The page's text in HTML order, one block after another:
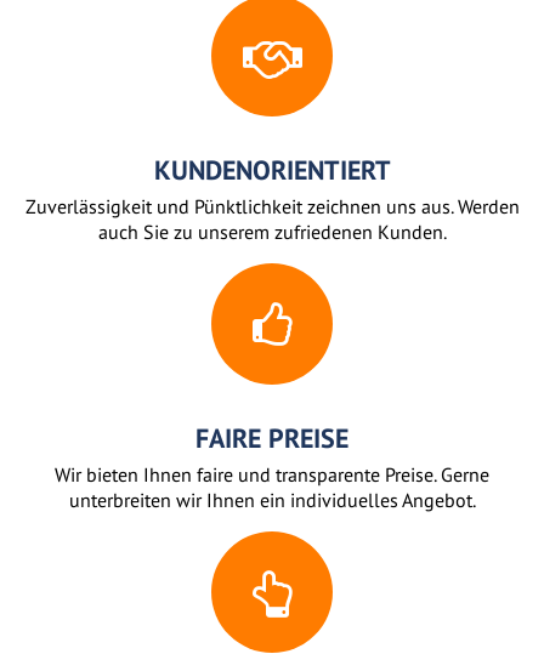
KUNDENORIENTIERT
Zuverlässigkeit und Pünktlichkeit zeichnen uns aus. Werden
auch Sie zu unserem zufriedenen Kunden.
FAIRE PREISE
Wir bieten Ihnen faire und transparente Preise. Gerne
unterbreiten wir Ihnen ein individuelles Angebot.